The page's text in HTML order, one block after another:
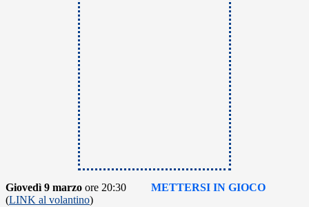
Giovedì 9 marzo ore 20:30 METTERSI IN GIOCO
(LINK al volantino)